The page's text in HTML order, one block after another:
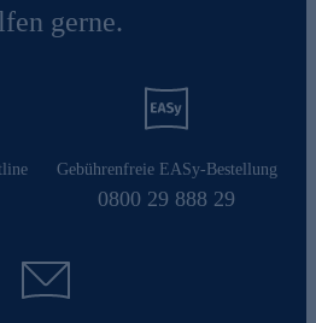
gerne.
Gebührenfreie EASy-Bestellung
0800 29 888 29